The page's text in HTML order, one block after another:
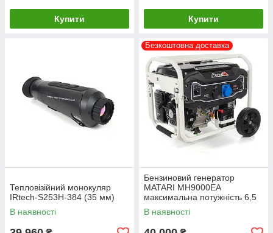
Купити Купити
Тепловізійний монокуляр
IRtech-S253H-384 (35 мм)
В наявності
Безкоштовна доставка
Бензиновий генератор
MATARI MH9000EA
максимальна потужність 6,5
кВт
В наявності